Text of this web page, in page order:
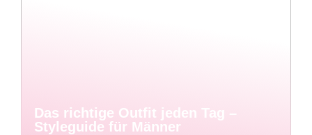
Das richtige Outfit jeden Tag –
Styleguide für Männer